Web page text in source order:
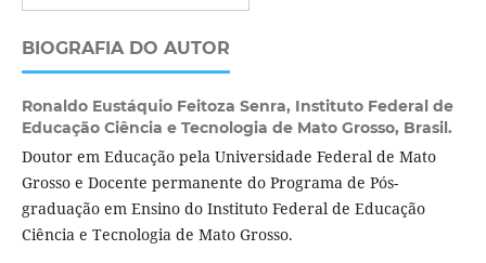
BIOGRAFIA DO AUTOR
Ronaldo Eustáquio Feitoza Senra, Instituto Federal de
Educação Ciência e Tecnologia de Mato Grosso, Brasil.
Doutor em Educação pela Universidade Federal de Mato
Grosso e Docente permanente do Programa de Pós-
graduação em Ensino do Instituto Federal de Educação
Ciência e Tecnologia de Mato Grosso.